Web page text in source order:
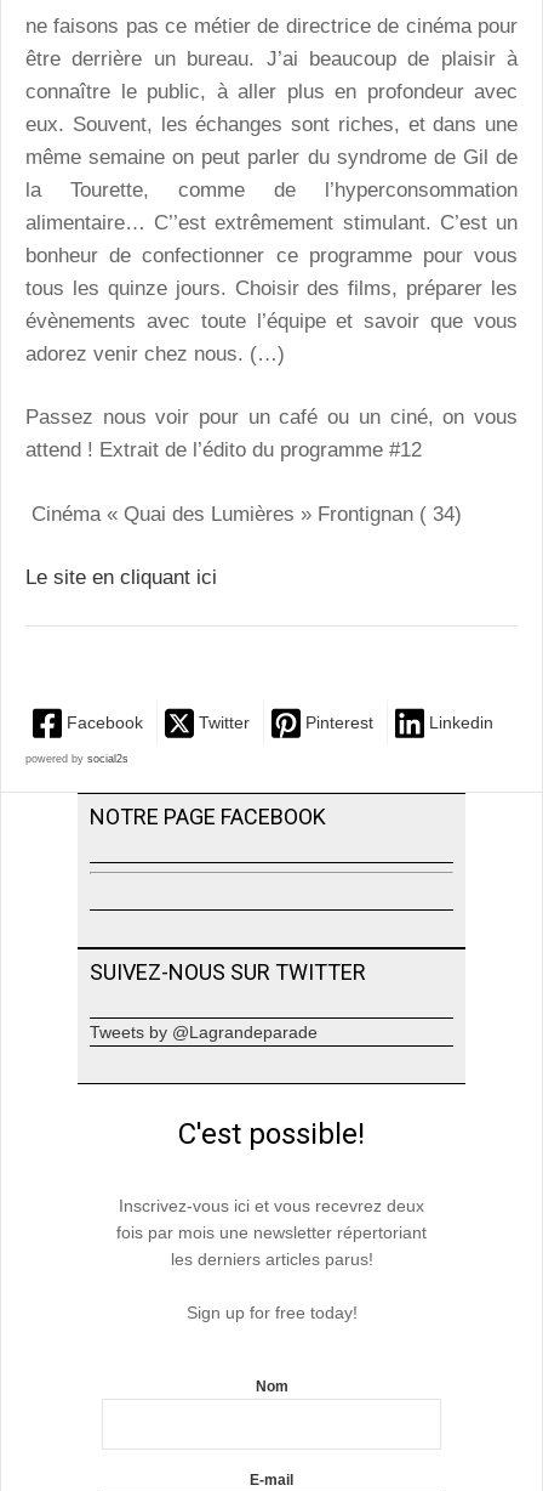
ne faisons pas ce métier de directrice de cinéma pour
être derrière un bureau. J’ai beaucoup de plaisir à
connaître le public, à aller plus en profondeur avec
eux. Souvent, les échanges sont riches, et dans une
même semaine on peut parler du syndrome de Gil de
la Tourette, comme de l’hyperconsommation
alimentaire… C’’est extrêmement stimulant. C’est un
bonheur de confectionner ce programme pour vous
tous les quinze jours. Choisir des films, préparer les
évènements avec toute l’équipe et savoir que vous
adorez venir chez nous. (…)
Passez nous voir pour un café ou un ciné, on vous
attend ! Extrait de l’édito du programme #12
Cinéma « Quai des Lumières » Frontignan ( 34)
Le site en cliquant ici
Facebook Twitter Pinterest Linkedin
powered by social2s
NOTRE PAGE FACEBOOK
SUIVEZ-NOUS SUR TWITTER
Tweets by @Lagrandeparade
C'est possible!
Inscrivez-vous ici et vous recevrez deux
fois par mois une newsletter répertoriant
les derniers articles parus!
Sign up for free today!
Nom
E-mail